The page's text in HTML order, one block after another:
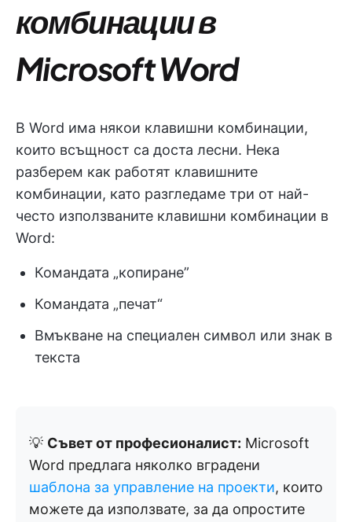
комбинации в
Microsoft Word
В Word има някои клавишни комбинации,
които всъщност са доста лесни. Нека
разберем как работят клавишните
комбинации, като разгледаме три от най-
често използваните клавишни комбинации в
Word:
Командата „копиране”
Командата „печат“
Вмъкване на специален символ или знак в
текста
💡 Съвет от професионалист: Microsoft
Word предлага няколко вградени
шаблона за управление на проекти, които
можете да използвате, за да опростите